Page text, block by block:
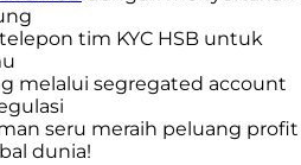
tim KYC HSB untuk
melalui segregated account
seru meraih peluang profit
dunia!